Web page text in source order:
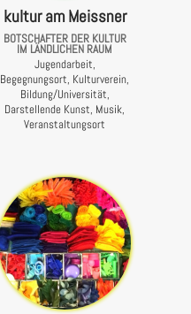
kultur am Meissner
BOTSCHAFTER DER KULTUR
IM LÄNDLICHEN RAUM
Jugendarbeit,
Begegnungsort, Kulturverein,
Bildung/Universität,
Darstellende Kunst, Musik,
Veranstaltungsort